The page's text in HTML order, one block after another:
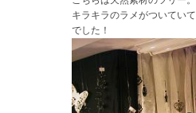
キラキラのラメがついてい
でした！